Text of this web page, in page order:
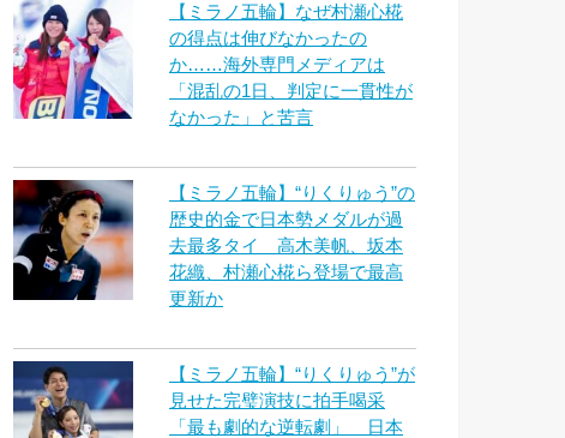
【ミラノ五輪】なぜ村瀬心椛
の得点は伸びなかったの
か……海外専門メディアは
「混乱の1日、判定に一貫性が
なかった」と苦言
【ミラノ五輪】“りくりゅう”の
歴史的金で日本勢メダルが過
去最多タイ 高木美帆、坂本
花織、村瀬心椛ら登場で最高
更新か
【ミラノ五輪】“りくりゅう”が
見せた完璧演技に拍手喝采
「最も劇的な逆転劇」 日本